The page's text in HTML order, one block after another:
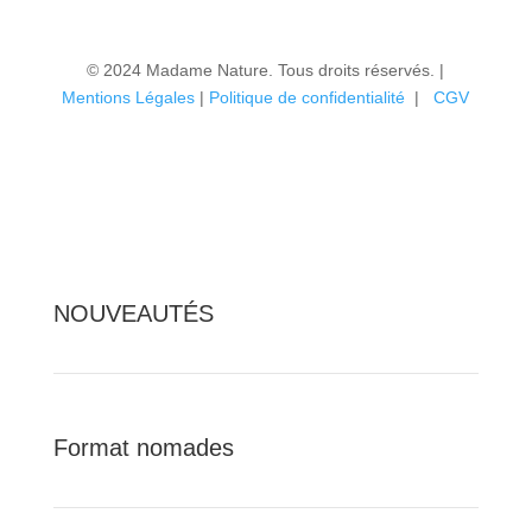
© 2024 Madame Nature. Tous droits réservés. |
Mentions Légales | Politique de confidentialité |CGV
NOUVEAUTÉS
Format nomades